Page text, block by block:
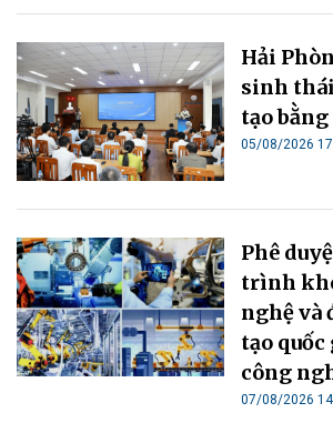
Hải
sinh
tạo
05/08/2026
Phê
trình
nghệ và
tạo quốc
công
07/08/2026